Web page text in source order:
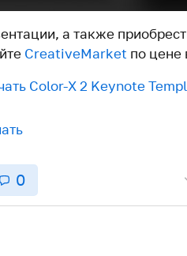
а также
CreativeMarket по цене
Color-X 2 Keynote
0